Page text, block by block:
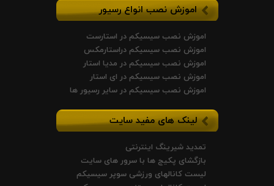
اموزش نصب انواع رسیور
اموزش نصب سیسیکم در استارست
اموزش نصب سیسیکم دراستارمکس
اموزش نصب سیسیکم در مدیا استار
اموزش نصب سیسیکم در ای استار
اموزش نصب سیسیکم در سایر رسیور ها
لینک های مفید سایت
تمدید شیرینگ اینترنتی
بازگشای پکیج ها با سرور های سایت
لیست کانالهای ورزشی سوپر سیسیکم